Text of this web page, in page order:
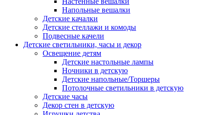
Напольные вешалки
Детские качалки
Детские стеллажи и комоды
Подвесные качели
Детские светильники, часы и декор
Освещение детям
Детские настольные лампы
Ночники в детскую
Детские напольные/Торшеры
Потолочные светильники в детскую
Детские часы
Декор стен в детскую